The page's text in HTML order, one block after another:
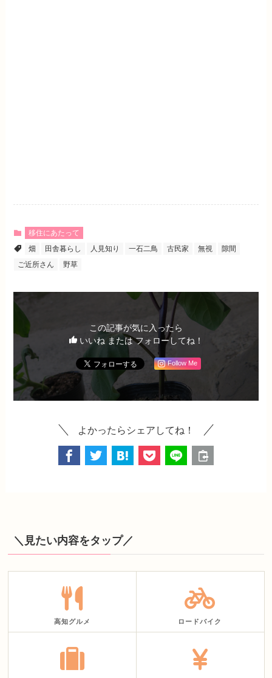
移住にあたって
畑
田舎暮らし 人見知り 一石二鳥 古民家 無視
隙間
ご近所さん
野草
この記事が気に入ったら
いいね または フォローしてね！
Follow Me
よかったらシェアしてね！
＼見たい内容をタップ／
高知グルメ ロードバイク